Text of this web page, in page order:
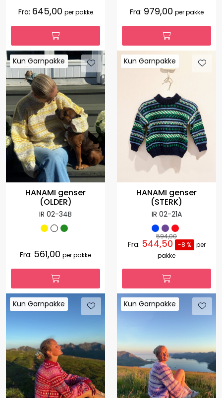
Fra: 645,00 per pakke Fra: 979,00 per pakke
Kun Garnpakke
Kun Garnpakke
HANAMI genser
(OLDER)
IR 02-34B
Fra: 561,00 per pakke
Kun Garnpakke
Kun Garnpakke
HANAMI genser
(STERK)
IR 02-21A
594,00
Fra: 544,50 -8 %
per
pakke
Kun Garnpakke
Kun Garnpakke Kun Garnpakke
Kun Garnpakke